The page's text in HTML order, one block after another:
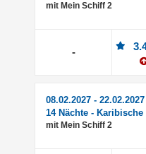
mit Mein Schiff 2
-
08.02.2027 - 22.02.2027
14 Nächte -
mit Mein Schiff 2